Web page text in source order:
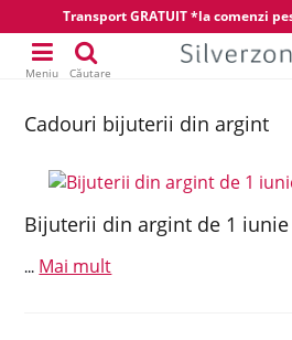
Transport GRATUIT *la comenzi
Meniu Căutare
Cadouri bijuterii din argint
Bijuterii din argint de 1
... Mai mult